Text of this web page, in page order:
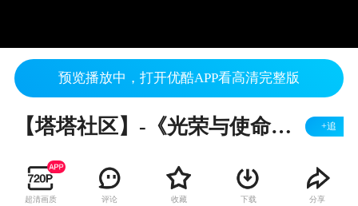
预览播放中，打开优酷APP看高清完整版
【塔塔社区】-《光荣与使命》军人之家七一综艺晚会 +追
超清画质 评论 收藏 下载 分享